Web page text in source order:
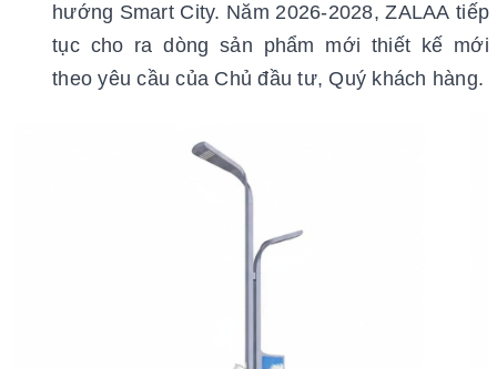
hướng Smart City. Năm 2026-2028, ZALAA tiếp
tục cho ra dòng sản phẩm mới thiết kế mới
theo yêu cầu của Chủ đầu tư, Quý khách hàng.